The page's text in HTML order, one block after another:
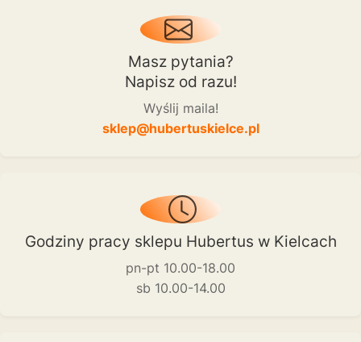
Masz pytania?
Napisz od razu!
Wyślij maila!
sklep@hubertuskielce.pl
Godziny pracy sklepu Hubertus w Kielcach
pn-pt 10.00-18.00
sb 10.00-14.00